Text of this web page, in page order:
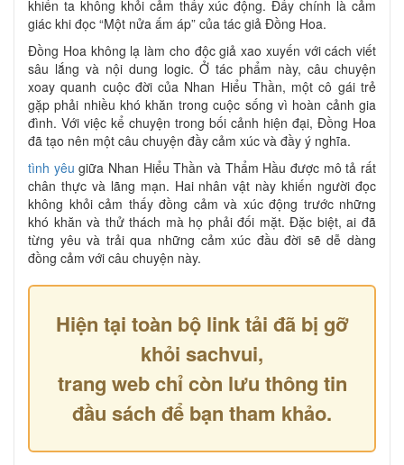
khiến ta không khỏi cảm thấy xúc động. Đấy chính là cảm
giác khi đọc “Một nửa ấm áp” của tác giả Đồng Hoa.
Đồng Hoa không lạ làm cho độc giả xao xuyến với cách viết
sâu lắng và nội dung logic. Ở tác phẩm này, câu chuyện
xoay quanh cuộc đời của Nhan Hiểu Thần, một cô gái trẻ
gặp phải nhiều khó khăn trong cuộc sống vì hoàn cảnh gia
đình. Với việc kể chuyện trong bối cảnh hiện đại, Đồng Hoa
đã tạo nên một câu chuyện đầy cảm xúc và đầy ý nghĩa.
tình yêu giữa Nhan Hiểu Thần và Thẩm Hầu được mô tả rất
chân thực và lãng mạn. Hai nhân vật này khiến người đọc
không khỏi cảm thấy đồng cảm và xúc động trước những
khó khăn và thử thách mà họ phải đối mặt. Đặc biệt, ai đã
từng yêu và trải qua những cảm xúc đầu đời sẽ dễ dàng
đồng cảm với câu chuyện này.
Hiện tại toàn bộ link tải đã bị gỡ
khỏi sachvui,
trang web chỉ còn lưu thông tin
đầu sách để bạn tham khảo.